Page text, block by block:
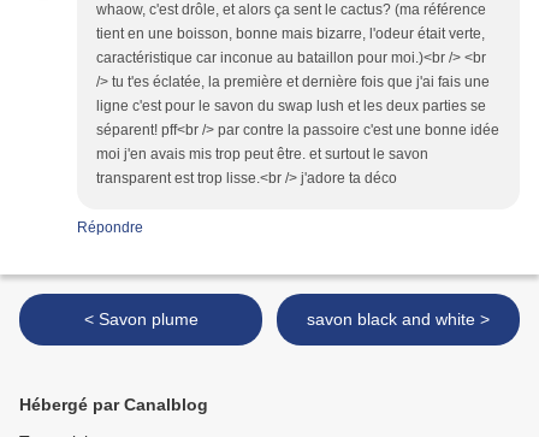
whaow, c'est drôle, et alors ça sent le cactus? (ma référence
tient en une boisson, bonne mais bizarre, l'odeur était verte,
caractéristique car inconue au bataillon pour moi.)<br /> <br
/> tu t'es éclatée, la première et dernière fois que j'ai fais une
ligne c'est pour le savon du swap lush et les deux parties se
séparent! pff<br /> par contre la passoire c'est une bonne idée
moi j'en avais mis trop peut être. et surtout le savon
transparent est trop lisse.<br /> j'adore ta déco
Répondre
< Savon plume savon black and white >
Hébergé par Canalblog